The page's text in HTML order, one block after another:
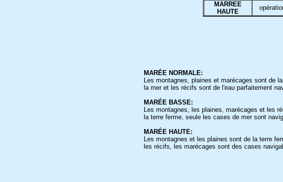
MARREE
HAUTE
MARÉE NORMALE:
Les montagnes, plaines et marécages sont de
la mer et les récifs sont de l'eau parfaitement
MARÉE BASSE:
Les montagnes, les plaines, marécages et les
la terre ferme, seule les cases de mer sont
MARÉE HAUTE:
Les montagnes et les plaines sont de la terre
les récifs, les marécages sont des cases